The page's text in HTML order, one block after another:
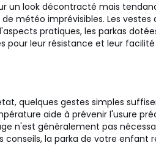
un look décontracté mais
météo imprévisibles. Les
pratiques, les parkas
leur résistance et leur
quelques gestes simples
aide à prévenir l'usure
n'est généralement pas
conseils, la parka de votre enfant